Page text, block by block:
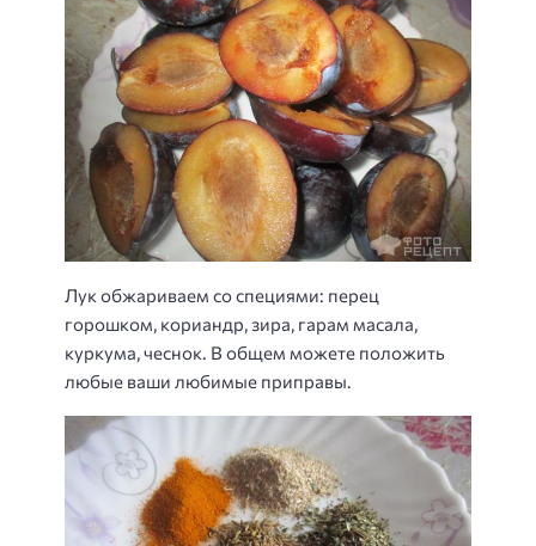
Лук обжариваем со специями: перец
горошком, кориандр, зира, гарам масала,
куркума, чеснок. В общем можете положить
любые ваши любимые приправы.